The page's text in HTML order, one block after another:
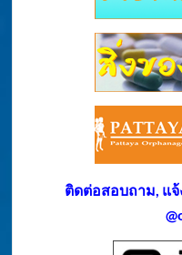
ติดต่อสอบถาม, แจ้